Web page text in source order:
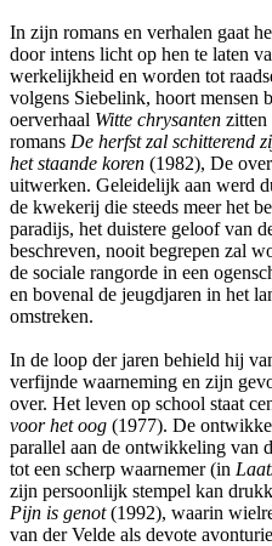
In zijn romans en verhalen gaat
door intens licht op hen te laten
werkelijkheid en worden tot
volgens Siebelink, hoort mensen
oerverhaal Witte chrysanten zitten
romans De herfst zal schitterend
het staande koren (1982), De
uitwerken. Geleidelijk aan werd
de kwekerij die steeds meer het
paradijs, het duistere geloof van
beschreven, nooit begrepen zal
de sociale rangorde in een
en bovenal de jeugdjaren in het
omstreken.
In de loop der jaren behield hij
verfijnde waarneming en zijn
over. Het leven op school staat
voor het oog (1977). De
parallel aan de ontwikkeling van
tot een scherp waarnemer (in
zijn persoonlijk stempel kan
Pijn is genot(1992), waarin
van der Velde als devote